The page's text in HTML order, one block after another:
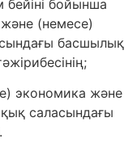
бойынша
(немесе)
басшылық
экономика және
саласындағы